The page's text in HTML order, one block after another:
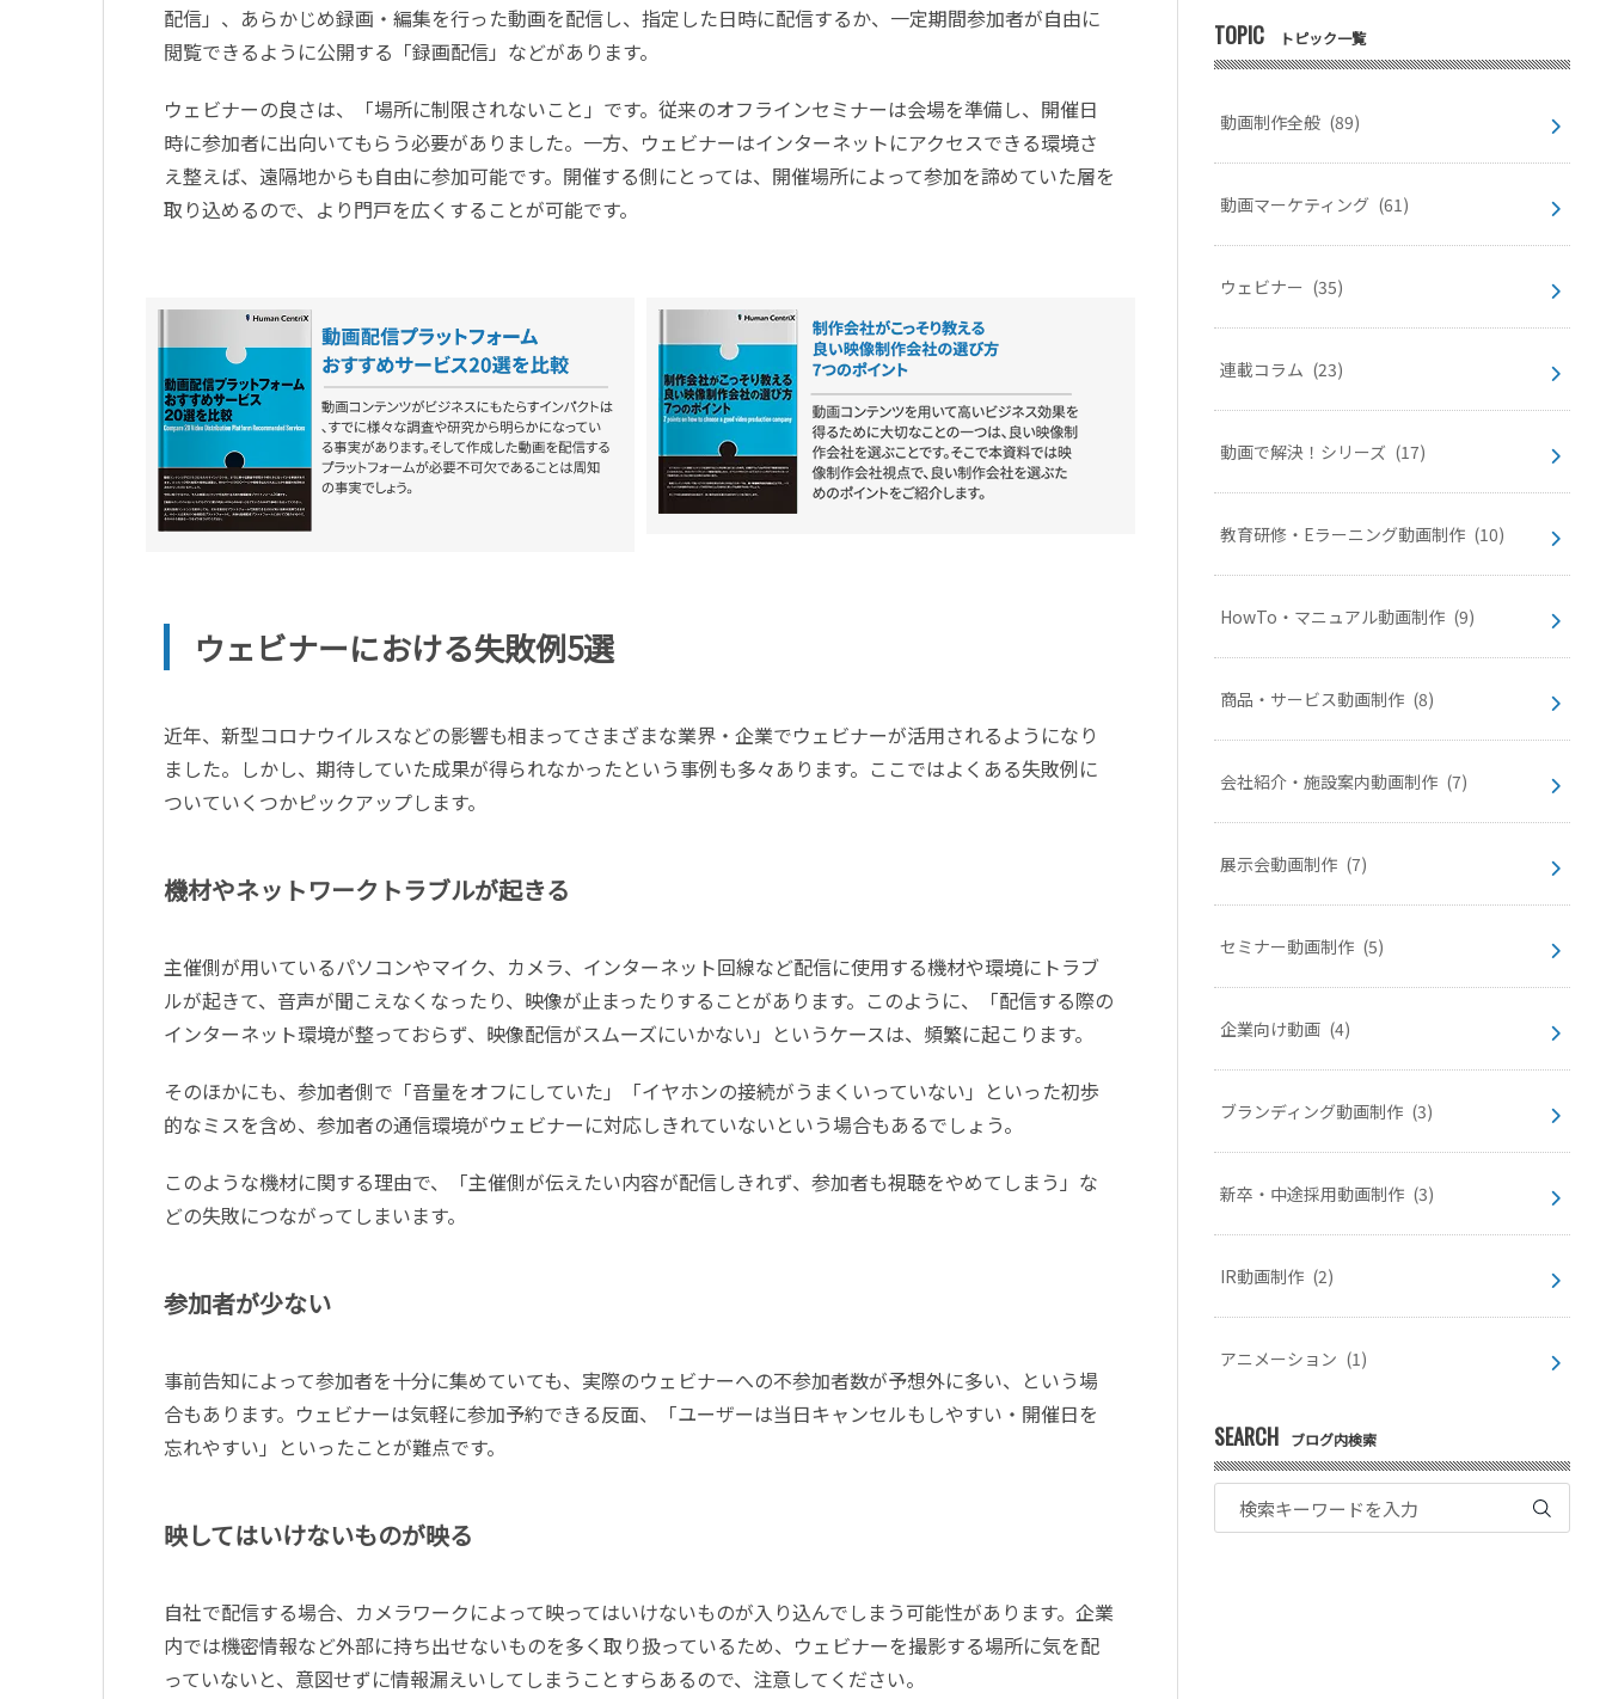
配信」、あらかじめ録画・編集を行った動画を配信し、指定した日時に配信するか、一定期間参加者が自由に
閲覧できるように公開する「録画配信」などがあります。
ウェビナーの良さは、「場所に制限されないこと」です。従来のオフラインセミナーは会場を準備し、開催日
時に参加者に出向いてもらう必要がありました。一方、ウェビナーはインターネットにアクセスできる環境さ
え整えば、遠隔地からも自由に参加可能です。開催する側にとっては、開催場所によって参加を諦めていた層を
取り込めるので、より門戸を広くすることが可能です。
ウェビナーにおける失敗例5選
近年、新型コロナウイルスなどの影響も相まってさまざまな業界・企業でウェビナーが活用されるようになり
ました。しかし、期待していた成果が得られなかったという事例も多々あります。ここではよくある失敗例に
ついていくつかピックアップします。
機材やネットワークトラブルが起きる
主催側が用いているパソコンやマイク、カメラ、インターネット回線など配信に使用する機材や環境にトラブ
ルが起きて、音声が聞こえなくなったり、映像が止まったりすることがあります。このように、「配信する際の
インターネット環境が整っておらず、映像配信がスムーズにいかない」というケースは、頻繁に起こります。
そのほかにも、参加者側で「音量をオフにしていた」「イヤホンの接続がうまくいっていない」といった初歩
的なミスを含め、参加者の通信環境がウェビナーに対応しきれていないという場合もあるでしょう。
このような機材に関する理由で、「主催側が伝えたい内容が配信しきれず、参加者も視聴をやめてしまう」な
どの失敗につながってしまいます。
参加者が少ない
事前告知によって参加者を十分に集めていても、実際のウェビナーへの不参加者数が予想外に多い、という場
合もあります。ウェビナーは気軽に参加予約できる反面、「ユーザーは当日キャンセルもしやすい・開催日を
忘れやすい」といったことが難点です。
映してはいけないものが映る
自社で配信する場合、カメラワークによって映ってはいけないものが入り込んでしまう可能性があります。企業
内では機密情報など外部に持ち出せないものを多く取り扱っているため、ウェビナーを撮影する場所に気を配
っていないと、意図せずに情報漏えいしてしまうことすらあるので、注意してください。
TOPIC トピック一覧
動画制作全般 (89)
動画マーケティング (61)
ウェビナー (35)
連載コラム (23)
動画で解決！シリーズ (17)
教育研修・Eラーニング動画制作 (10)
HowTo・マニュアル動画制作 (9)
商品・サービス動画制作 (8)
会社紹介・施設案内動画制作 (7)
展示会動画制作 (7)
セミナー動画制作 (5)
企業向け動画 (4)
ブランディング動画制作 (3)
新卒・中途採用動画制作 (3)
IR動画制作 (2)
アニメーション (1)
SEARCH ブログ内検索